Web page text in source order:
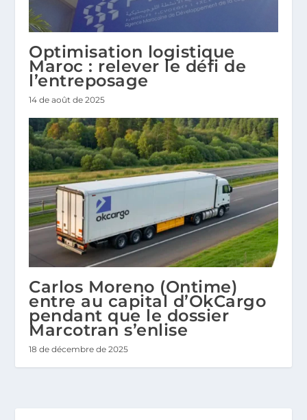
Optimisation logistique
Maroc : relever le défi de
l’entreposage
14 de août de 2025
Carlos Moreno (Ontime)
entre au capital d’OkCargo
pendant que le dossier
Marcotran s’enlise
18 de décembre de 2025